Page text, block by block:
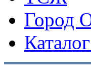
Город